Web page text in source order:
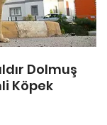
Dolmuş
Köpek